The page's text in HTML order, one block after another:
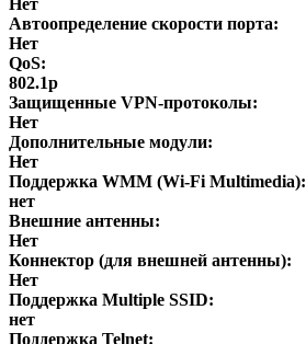
Автоопределение скорости порта:
Нет
QoS:
802.1p
Защищенные VPN-протоколы:
Нет
Дополнительные модули:
Нет
Поддержка WMM (Wi-Fi Multimedia):
нет
Внешние антенны:
Нет
Коннектор (для внешней антенны):
Нет
Поддержка Multiple SSID:
нет
Поддержка Telnet: